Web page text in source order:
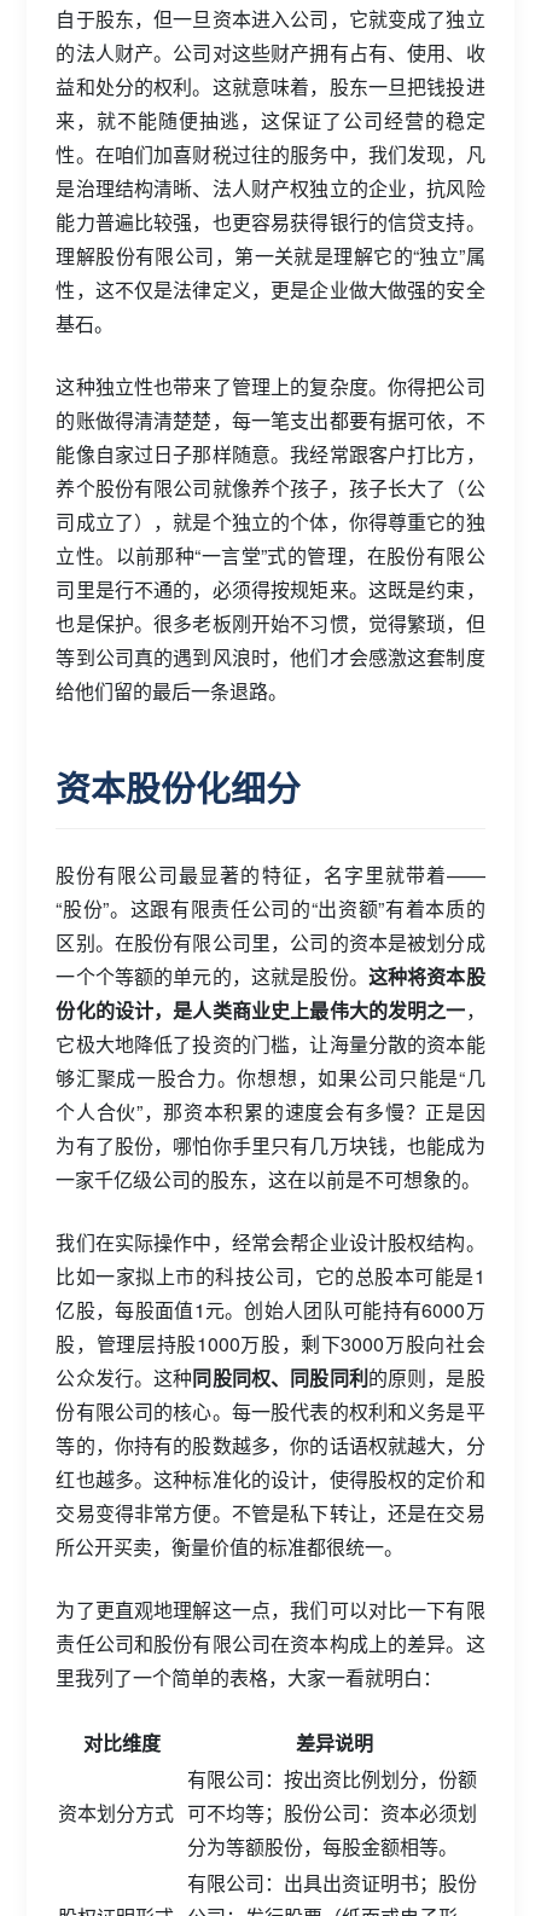
自于股东，但一旦资本进入公司，它就变成了独立
的法人财产。公司对这些财产拥有占有、使用、收
益和处分的权利。这就意味着，股东一旦把钱投进
来，就不能随便抽逃，这保证了公司经营的稳定
性。在咱们加喜财税过往的服务中，我们发现，凡
是治理结构清晰、法人财产权独立的企业，抗风险
能力普遍比较强，也更容易获得银行的信贷支持。
理解股份有限公司，第一关就是理解它的“独立”属
性，这不仅是法律定义，更是企业做大做强的安全
基石。
这种独立性也带来了管理上的复杂度。你得把公司
的账做得清清楚楚，每一笔支出都要有据可依，不
能像自家过日子那样随意。我经常跟客户打比方，
养个股份有限公司就像养个孩子，孩子长大了（公
司成立了），就是个独立的个体，你得尊重它的独
立性。以前那种“一言堂”式的管理，在股份有限公
司里是行不通的，必须得按规矩来。这既是约束，
也是保护。很多老板刚开始不习惯，觉得繁琐，但
等到公司真的遇到风浪时，他们才会感激这套制度
给他们留的最后一条退路。
资本股份化细分
股份有限公司最显著的特征，名字里就带着——
“股份”。这跟有限责任公司的“出资额”有着本质的
区别。在股份有限公司里，公司的资本是被划分成
一个个等额的单元的，这就是股份。 这种将资本股
份化的设计，是人类商业史上最伟大的发明之一，
它极大地降低了投资的门槛，让海量分散的资本能
够汇聚成一股合力。你想想，如果公司只能是“几
个人合伙”，那资本积累的速度会有多慢？正是因
为有了股份，哪怕你手里只有几万块钱，也能成为
一家千亿级公司的股东，这在以前是不可想象的。
我们在实际操作中，经常会帮企业设计股权结构。
比如一家拟上市的科技公司，它的总股本可能是1
亿股，每股面值1元。创始人团队可能持有6000万
股，管理层持股1000万股，剩下3000万股向社会
公众发行。这种同股同权、同股同利的原则，是股
份有限公司的核心。每一股代表的权利和义务是平
等的，你持有的股数越多，你的话语权就越大，分
红也越多。这种标准化的设计，使得股权的定价和
交易变得非常方便。不管是私下转让，还是在交易
所公开买卖，衡量价值的标准都很统一。
为了更直观地理解这一点，我们可以对比一下有限
责任公司和股份有限公司在资本构成上的差异。这
里我列了一个简单的表格，大家一看就明白：
对比维度 差异说明
资本划分方式
有限公司：按出资比例划分，份额
可不均等；股份公司：资本必须划
分为等额股份，每股金额相等。
有限公司：出具出资证明书；股份